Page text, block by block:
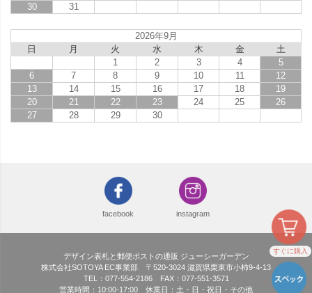
すぐに購入
30
31
2026年9月
日
月 火 水 木 金
土
1
2 3 4
5
6
7 8 9 10 11
12
13
14 15 16 17 18
19
20
21 22 23 24 25
26
27
28 29 30
facebook instagram
デザイン表札と郵便ポストの通販 ジューシーガーデン
株式会社SOTOYA EC事業部 〒520-3024 滋賀県栗東市小柿9-4-13
TEL：077-554-2186 FAX：077-551-3571
営業時間：10:00-17:00 休業日：土・日・祝日・その他